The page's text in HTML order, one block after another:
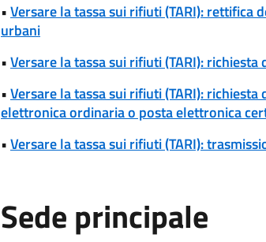
•Versare la tassa sui rifiuti (TARI):
urbani
•Versare la tassa sui rifiuti (TARI):
•Versare la tassa sui rifiuti (TARI):
elettronica ordinaria o posta elettronica
•Versare la tassa sui rifiuti (TARI):
Sede principale